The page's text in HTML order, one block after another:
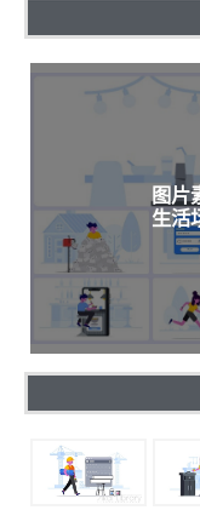
图片
生活